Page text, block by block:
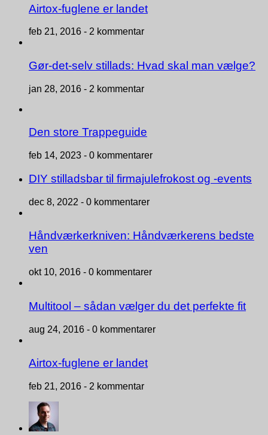
Airtox-fuglene er landet
feb 21, 2016 - 2 kommentar
Gør-det-selv stillads: Hvad skal man vælge?
jan 28, 2016 - 2 kommentar
Den store Trappeguide
feb 14, 2023 - 0 kommentarer
DIY stilladsbar til firmajulefrokost og -events
dec 8, 2022 - 0 kommentarer
Håndværkerkniven: Håndværkerens bedste
ven
okt 10, 2016 - 0 kommentarer
Multitool – sådan vælger du det perfekte fit
aug 24, 2016 - 0 kommentarer
Airtox-fuglene er landet
feb 21, 2016 - 2 kommentar